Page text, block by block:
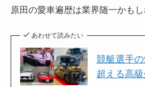
原田の愛車遍歴は業界随一かもし
あわせて読みたい
競艇選手
超える高